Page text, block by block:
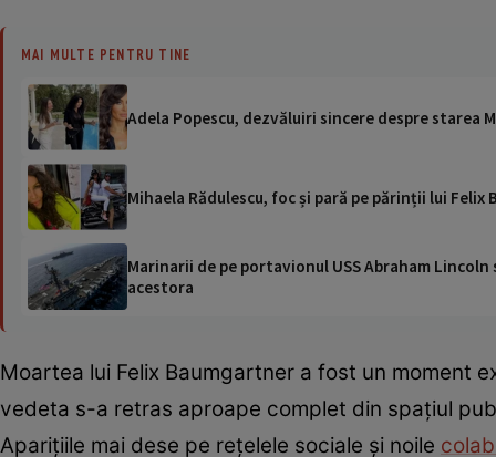
MAI MULTE PENTRU TINE
Adela Popescu, dezvăluiri sincere despre starea
Mihaela Rădulescu, foc și pară pe părinții lui
Marinarii de pe portavionul USS Abraham
acestora
Moartea lui Felix Baumgartner a fost un moment
vedeta s-a retras aproape complet din spațiul
Aparițiile mai dese pe rețelele sociale și noile